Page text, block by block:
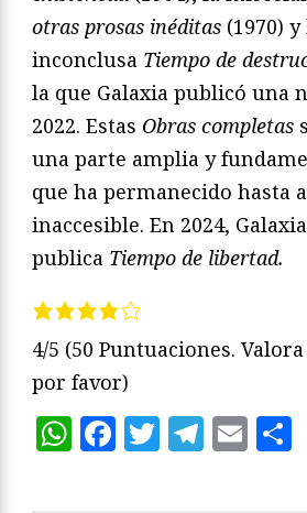
otras prosas inéditas (1970)
inconclusa Tiempo de
la que Galaxia publicó una
2022. Estas Obras completas
una parte amplia y
que ha permanecido hasta
inaccesible. En 2024,
publica Tiempo de libertad.
4/5 (50 Puntuaciones.
por favor)
WhatsApp
Facebook
Twitter